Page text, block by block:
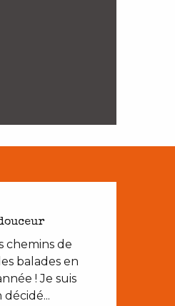
chemins de
balades en
! Je suis